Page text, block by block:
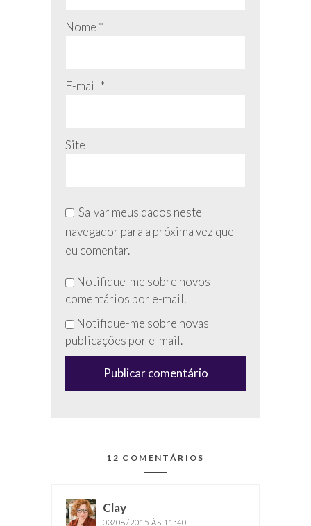
Nome *
E-mail *
Site
Salvar meus dados neste
navegador para a próxima vez que
eu comentar.
Não
preencha
esse
campo
(anti-
Notifique-me sobre novos
comentários por e-mail.
Notifique-me sobre novas
publicações por e-mail.
12 COMENTÁRIOS
Clay
03/08/2015 ÀS 11:40